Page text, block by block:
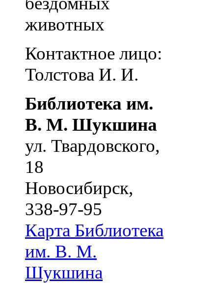
животных
Контактное лицо:
Толстова И. И.
Библиотека им.
В. М. Шукшина
ул. Твардовского,
18
Новосибирск,
338-97-95
Карта Библиотека
им. В. М.
Шукшина